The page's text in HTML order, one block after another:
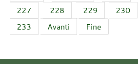
227
228 229 230
233
Avanti Fine